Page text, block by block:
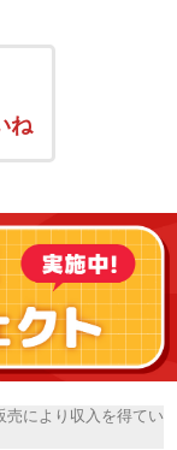
ね
売により収入を得てい